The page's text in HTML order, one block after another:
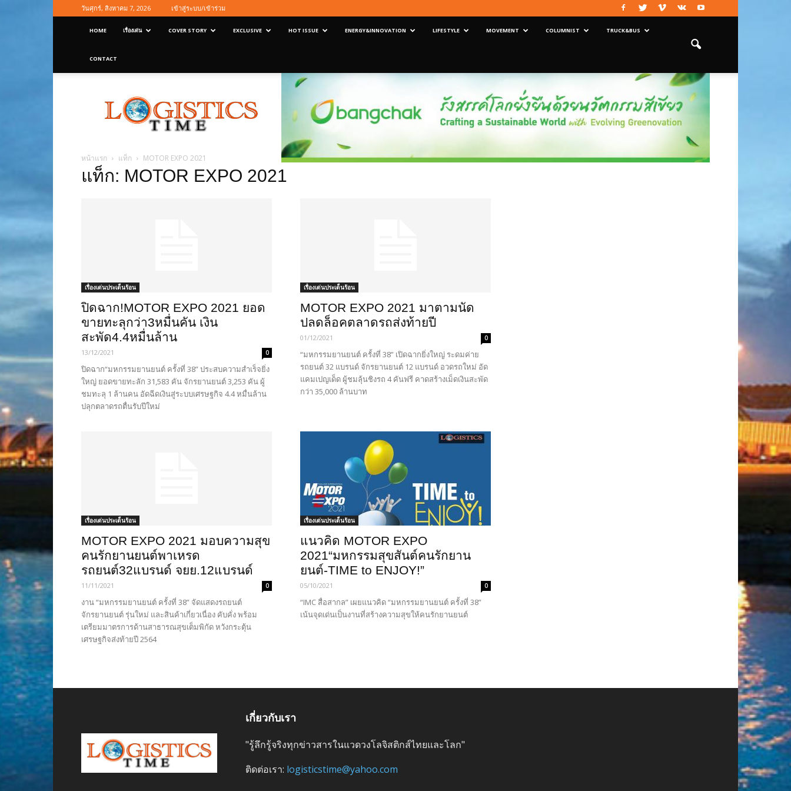
วันศุกร์, สิงหาคม 7, 2026 เข้าสู่ระบบ/เข้าร่วม
HOME เรื่องเด่น COVER STORY EXCLUSIVE HOT ISSUE ENERGY&INNOVATION LIFESTYLE MOVEMENT COLUMNIST TRUCK&BUS
CONTACT
Magazine
หน้าแรก แท็ก MOTOR EXPO 2021
แท็ก: MOTOR EXPO 2021
เรื่องเด่นประเด็นร้อน
ปิดฉาก!MOTOR EXPO 2021 ยอด
ขายทะลุกว่า3หมื่นคัน เงิน
สะพัด4.4หมื่นล้าน
13/12/2021 0
ปิดฉาก“มหกรรมยานยนต์ ครั้งที่ 38” ประสบความสำเร็จยิ่ง
ใหญ่ ยอดขายทะลัก 31,583 คัน จักรยานยนต์ 3,253 คัน ผู้
ชมทะลุ 1 ล้านคน อัดฉีดเงินสู่ระบบเศรษฐกิจ 4.4 หมื่นล้าน
ปลุกตลาดรถตื่นรับปีใหม่
เรื่องเด่นประเด็นร้อน
MOTOR EXPO 2021 มาตามนัด
ปลดล็อคตลาดรถส่งท้ายปี
01/12/2021 0
“มหกรรมยานยนต์ ครั้งที่ 38” เปิดฉากยิ่งใหญ่ ระดมค่าย
รถยนต์ 32 แบรนด์ จักรยานยนต์ 12 แบรนด์ อวดรถใหม่ อัด
แคมเปญเด็ด ผู้ชมลุ้นชิงรถ 4 คันฟรี คาดสร้างเม็ดเงินสะพัด
กว่า 35,000 ล้านบาท
เรื่องเด่นประเด็นร้อน
MOTOR EXPO 2021 มอบความสุข
คนรักยานยนต์พาเหรด
รถยนต์32แบรนด์ จยย.12แบรนด์
11/11/2021 0
งาน “มหกรรมยานยนต์ ครั้งที่ 38” จัดแสดงรถยนต์
จักรยานยนต์ รุ่นใหม่ และสินค้าเกี่ยวเนื่อง คับคั่ง พร้อม
เตรียมมาตรการด้านสาธารณสุขเต็มพิกัด หวังกระตุ้น
เศรษฐกิจส่งท้ายปี 2564
เรื่องเด่นประเด็นร้อน
แนวคิด MOTOR EXPO
2021“มหกรรมสุขสันต์คนรักยาน
ยนต์-TIME to ENJOY!”
05/10/2021 0
“IMC สื่อสากล” เผยแนวคิด “มหกรรมยานยนต์ ครั้งที่ 38”
เน้นจุดเด่นเป็นงานที่สร้างความสุขให้คนรักยานยนต์
เกี่ยวกับเรา
"รู้ลึกรู้จริงทุกข่าวสารในแวดวงโลจิสติกส์ไทยและโลก"
ติดต่อเรา: logisticstime@yahoo.com